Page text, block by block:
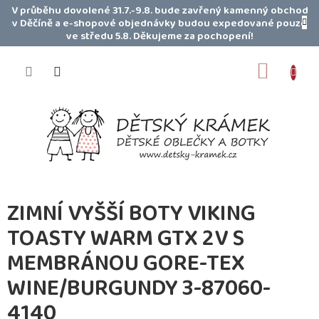
PřejítV průběhu dovolené 31.7.-9.8. bude zavřený kamenný obchod
v Děčíně a e-shopové objednávky budou expedované pouze
ve středu 5.8. Děkujeme za pochopení!
ZIMNÍ VYŠŠÍ BOTY VIKING
TOASTY WARM GTX 2V S
MEMBRÁNOU GORE-TEX
WINE/BURGUNDY 3-87060-